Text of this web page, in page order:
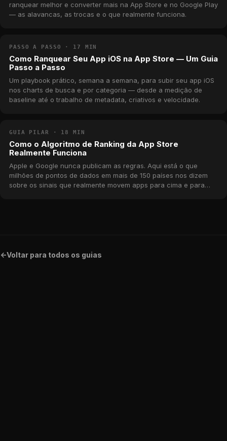
ranquear melhor e converter mais na App Store e no Google Play
— as alavancas, as trocas e o que realmente funciona.
PASSO A PASSO · 17 MIN
Como Ranquear Seu App iOS na App Store — Um Guia
Passo a Passo
Um playbook prático, semana a semana, para subir seu app iOS
nos charts de busca e por categoria — desde a medição de
baseline até o trabalho de metadata, criativos e velocidade.
GUIA PILAR · 18 MIN
Como o Algoritmo de Ranking da App Store
Realmente Funciona
Apple e Google nunca publicam as regras. Aqui está o que
milhões de pontos de dados em mais de 150 países nos dizem
sobre os sinais que realmente movem apps para cima e para
<-Voltar para todos os guias